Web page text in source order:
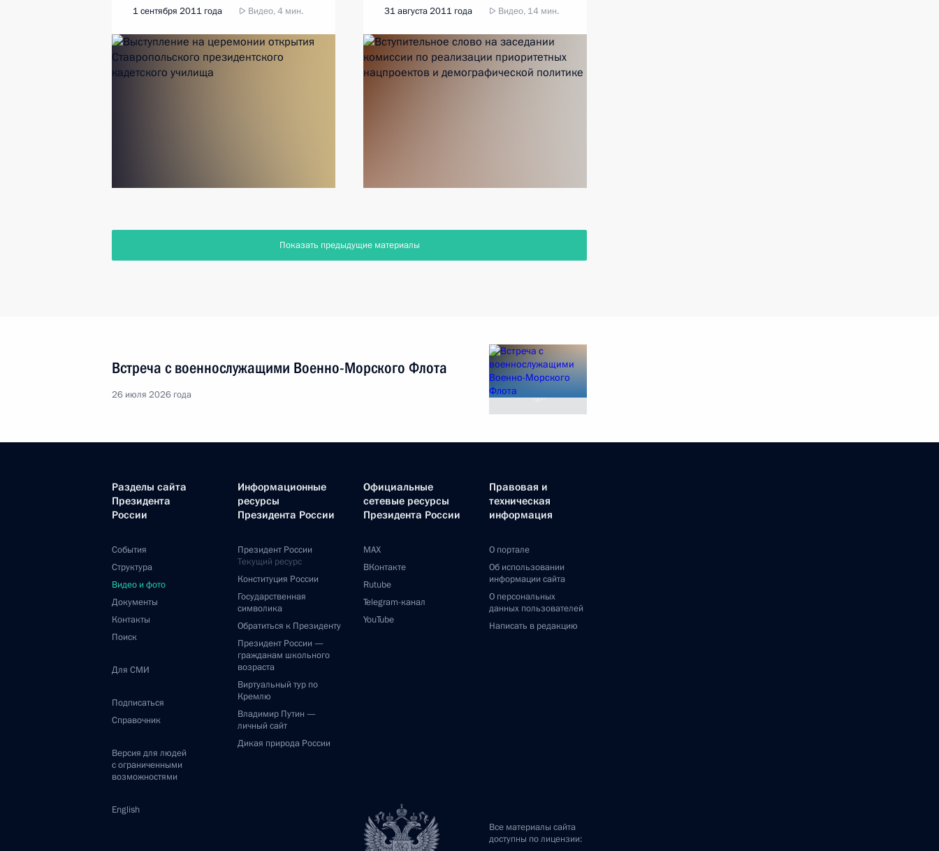
1 сентября 2011 года Видео, 4 мин. 31 августа 2011 года Видео, 14 мин.
Показать предыдущие материалы
Встреча с военнослужащими Военно-Морского Флота
26 июля 2026 года
Разделы сайта
Президента
России
События
Структура
Видео и фото
Документы
Контакты
Поиск
Для СМИ
Подписаться
Справочник
Версия для людей
с ограниченными
возможностями
English
Информационные
ресурсы
Президента России
Президент России
Текущий ресурс
Конституция России
Государственная
символика
Обратиться к Президенту
Президент России —
гражданам школьного
возраста
Виртуальный тур по
Кремлю
Владимир Путин —
личный сайт
Дикая природа России
Официальные
сетевые ресурсы
Президента России
MAX
ВКонтакте
Rutube
Telegram-канал
YouTube
Правовая и
техническая
информация
О портале
Об использовании
информации сайта
О персональных
данных пользователей
Написать в редакцию
Все материалы сайта
доступны по лицензии: